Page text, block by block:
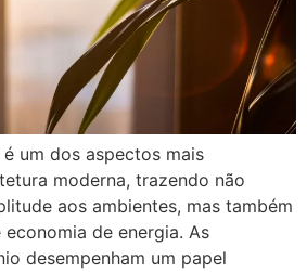
um dos aspectos mais
moderna, trazendo não
aos ambientes, mas também
de energia. As
desempenham um papel